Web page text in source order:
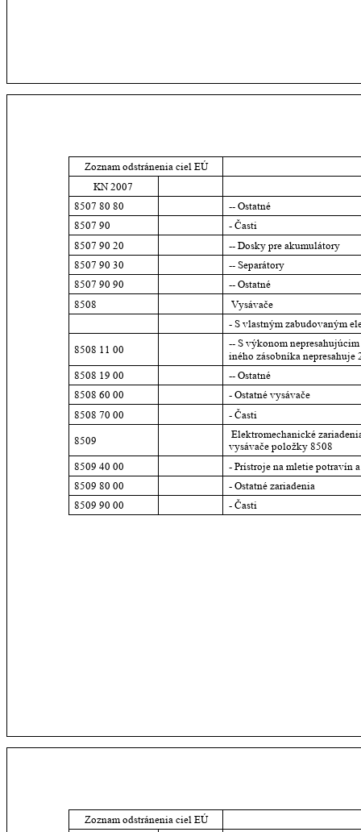
Zoznam odstránenia ciel EÚ
KN 2007
8507 80 80
-- Ostatné
8507 90
- Časti
8507 90 20
-- Dosky pre akumulátory
8507 90 30
-- Separátory
8507 90 90
-- Ostatné
8508
Vysávače
- S vlastným zabudovaným
8508 11 00
-- S výkonom
iného zásobníka nepresahuje
8508 19 00
-- Ostatné
8508 60 00
- Ostatné vysávače
8508 70 00
- Časti
8509
Elektromechanické
vysávače položky 8508
8509 40 00
- Prístroje na mletie potravín
8509 80 00
- Ostatné zariadenia
8509 90 00
- Časti
Zoznam odstránenia ciel EÚ